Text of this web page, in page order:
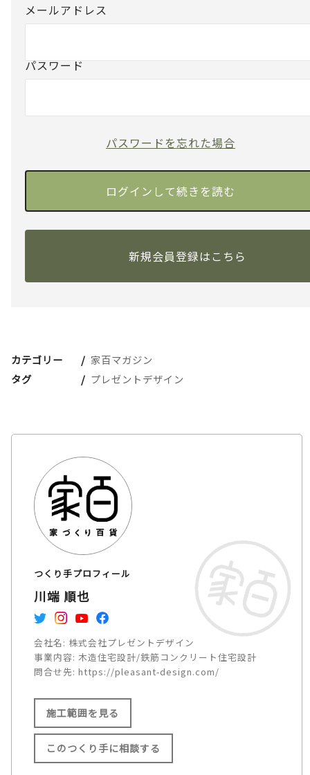
メールアドレス
パスワード
パスワードを忘れた場合
新規会員登録はこちら
カテゴリー
家百マガジン
タグ
プレゼントデザイン
つくり手プロフィール
川端 順也
会社名: 株式会社プレゼントデザイン
事業内容: 木造住宅設計/鉄筋コンクリート住宅設計
問合せ先: https://pleasant-design.com/
施工範囲を見る
施工範囲
このつくり手に相談する